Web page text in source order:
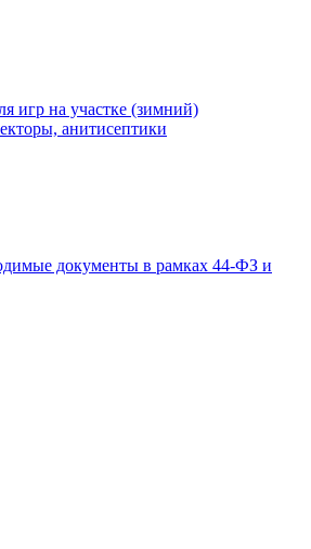
игр на участке (зимний)
анитисептики
документы в рамках 44-ФЗ и